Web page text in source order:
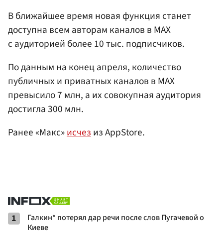
В ближайшее время новая функция станет
доступна всем авторам каналов в MAX
с аудиторией более 10 тыс. подписчиков.
По данным на конец апреля, количество
публичных и приватных каналов в MAX
превысило 7 млн, а их совокупная аудитория
достигла 300 млн.
Ранее «Макс»исчезиз AppStore.
1
Галкин* потерял дар речи после слов Пугачевой о
Киеве